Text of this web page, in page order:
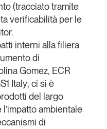
(tracciato tramite
verificabilità per le
interni alla filiera
di
Gomez, ECR
Italy, ci si è
del largo
ambientale
di